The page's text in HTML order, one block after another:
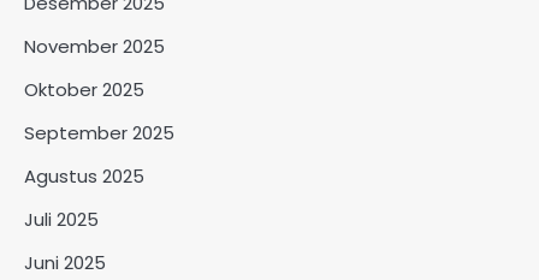
November 2025
Oktober 2025
September 2025
Agustus 2025
Juli 2025
Juni 2025